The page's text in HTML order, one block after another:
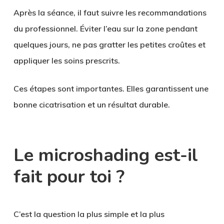
Après la séance, il faut suivre les recommandations
du professionnel. Éviter l’eau sur la zone pendant
quelques jours, ne pas gratter les petites croûtes et
appliquer les soins prescrits.
Ces étapes sont importantes. Elles garantissent une
bonne cicatrisation et un résultat durable.
Le microshading est-il
fait pour toi ?
C’est la question la plus simple et la plus